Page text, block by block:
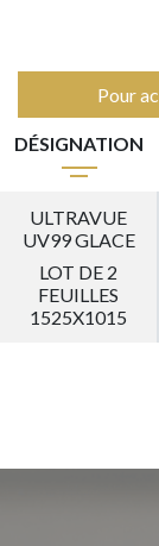
Pour
DÉSIGNATION
ULTRAVUE
UV99 GLACE
LOT DE 2
FEUILLES
1525X1015